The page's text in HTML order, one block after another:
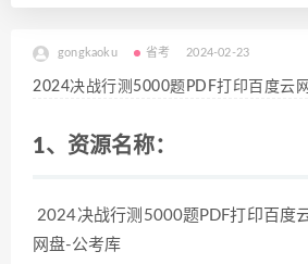
gongkaoku 省考 2024-02-23
2024决战行测5000题PDF打印百度云
1、资源名称：
2024决战行测5000题PDF打印百度
网盘-公考库